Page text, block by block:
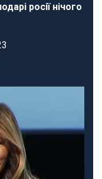
росії нічого